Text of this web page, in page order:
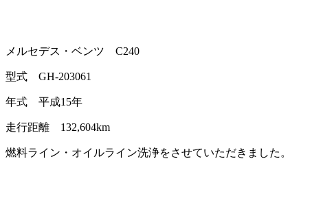
メルセデス・ベンツ C240
型式 GH-203061
年式 平成15年
走行距離 132,604km
燃料ライン・オイルライン洗浄をさせていただきました。